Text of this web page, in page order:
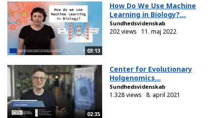
03:13
How Do We Use Machine
Learning in Biology?...
Sundhedsvidenskab
202 views 11. maj 2022
02:35
Center for Evolutionary
Holgenomics...
Sundhedsvidenskab
1.328 views 8. april 2021